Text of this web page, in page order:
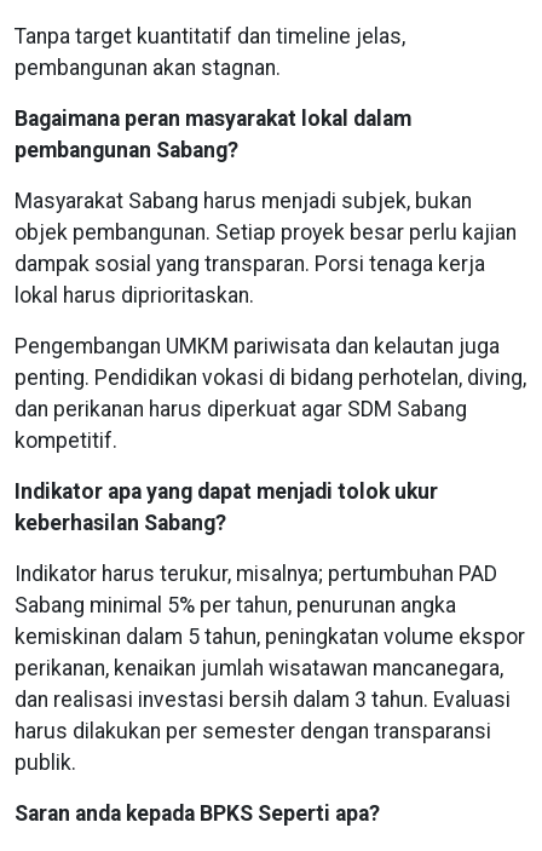
Tanpa target kuantitatif dan timeline jelas,
pembangunan akan stagnan.
Bagaimana peran masyarakat lokal dalam
pembangunan Sabang?
Masyarakat Sabang harus menjadi subjek, bukan
objek pembangunan. Setiap proyek besar perlu kajian
dampak sosial yang transparan. Porsi tenaga kerja
lokal harus diprioritaskan.
Pengembangan UMKM pariwisata dan kelautan juga
penting. Pendidikan vokasi di bidang perhotelan, diving,
dan perikanan harus diperkuat agar SDM Sabang
kompetitif.
Indikator apa yang dapat menjadi tolok ukur
keberhasilan Sabang?
Indikator harus terukur, misalnya; pertumbuhan PAD
Sabang minimal 5% per tahun, penurunan angka
kemiskinan dalam 5 tahun, peningkatan volume ekspor
perikanan, kenaikan jumlah wisatawan mancanegara,
dan realisasi investasi bersih dalam 3 tahun. Evaluasi
harus dilakukan per semester dengan transparansi
publik.
Saran anda kepada BPKS Seperti apa?